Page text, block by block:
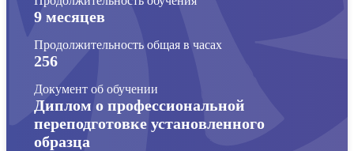
9 месяцев
Продолжительность общая в часах
256
Документ об обучении
Диплом о профессиональной
переподготовке установленного
образца